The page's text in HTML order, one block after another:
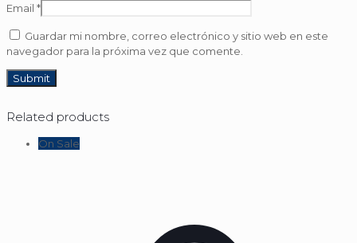
Email *
Guardar mi nombre, correo electrónico y sitio web en este
navegador para la próxima vez que comente.
Related products
On Sale